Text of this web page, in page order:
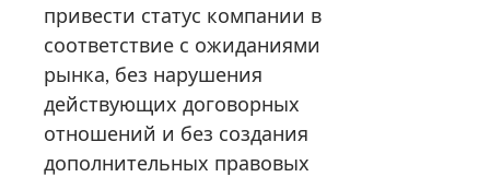
привести статус компании в
соответствие с ожиданиями
рынка, без нарушения
действующих договорных
отношений и без создания
дополнительных правовых